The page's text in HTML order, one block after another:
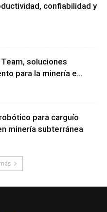
confiabilidad y
Team, soluciones
para la minería e...
para carguío
minería subterránea